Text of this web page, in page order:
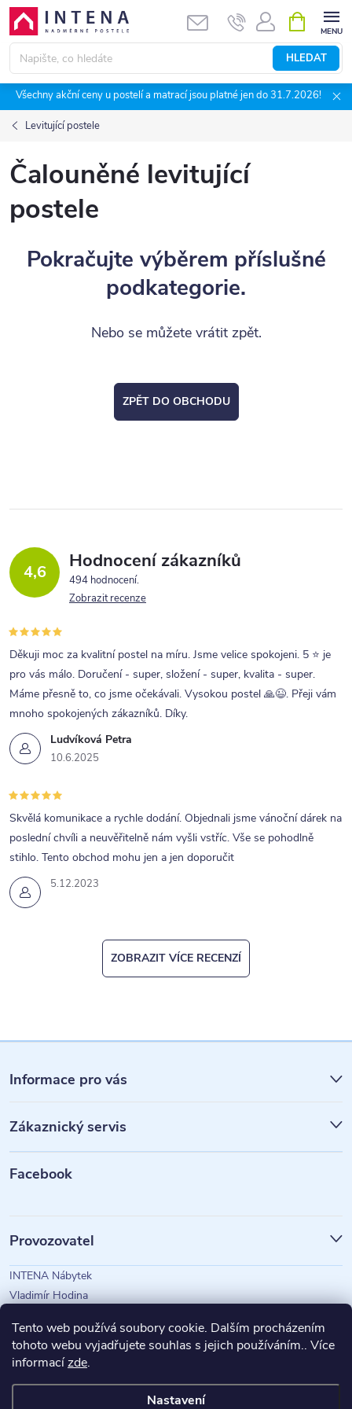
Tento web používá soubory cookie. Dalším procházením
tohoto webu vyjadřujete souhlas s jejich používáním.. Více
informacízde.
Nastavení
Přejít
obsah
HLEDAT
NÁKUPNÍ
KOŠÍK
Všechny akční ceny u postelí a matrací jsou platné jen do 31.7.2026!
Levitující postele
Čalouněné levitující
postele
Pokračujte výběrem příslušné
podkategorie.
Nebo se můžete vrátit zpět.
ZPĚT DO OBCHODU
4,6 Hodnocení zákazníků
494 hodnocení
Zobrazit recenze
Ludvíková Petra
10.6.2025
Děkuji moc za kvalitní postel na míru. Jsme velice spokojeni. 5 ⭐ je
pro vás málo. Doručení - super, složení - super, kvalita - super.
Máme přesně to, co jsme očekávali. Vysokou postel 🙏😉. Přeji vám
mnoho spokojených zákazníků. Díky.
5.12.2023
Skvělá komunikace a rychle dodání. Objednali jsme vánoční dárek na
poslední chvíli a neuvěřitelně nám vyšli vstříc. Vše se pohodlně
stihlo. Tento obchod mohu jen a jen doporučit
ZOBRAZIT VÍCE RECENZÍ
á
p
a
Informace pro vás
Zákaznický servis
Facebook
Provozovatel
INTENA Nábytek
Vladimír Hodina